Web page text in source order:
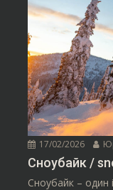
17/02/2026
Сноубайк /
Сноубайк – один